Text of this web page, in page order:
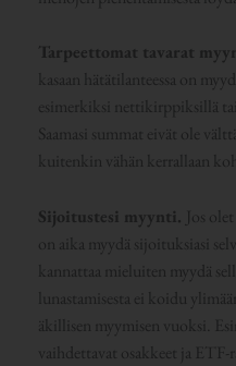
Tarpeettomat tavarat
kasaan hätätilanteessa on
esimerkiksi nettikirppiksillä
Saamasi summat eivät ole
kuitenkin vähän kerrallaan
Sijoitustesi myynti. Jos
on aika myydä sijoituksiasi
kannattaa mieluiten myydä
lunastamisesta ei koidu
äkillisen myymisen vuoksi.
vaihdettavat osakkeet ja